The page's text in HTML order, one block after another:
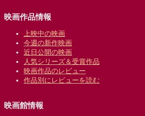
映画作品情報
上映中の映画
今週の新作映画
近日公開の映画
人気シリーズ＆受賞作品
映画作品のレビュー
作品別にレビューを読む
映画館情報